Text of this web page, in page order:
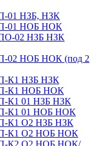
01 НЗБ, НЗК
01 НОБ НОК
02 НЗБ НЗК
02 НОБ НОК (под 2
К1 НЗБ НЗК
К1 НОБ НОК
К1 01 НЗБ НЗК
К1 01 НОБ НОК
К1 О2 НЗБ НЗК
К1 О2 НОБ НОК
К2 О2 НОБ,НОК/